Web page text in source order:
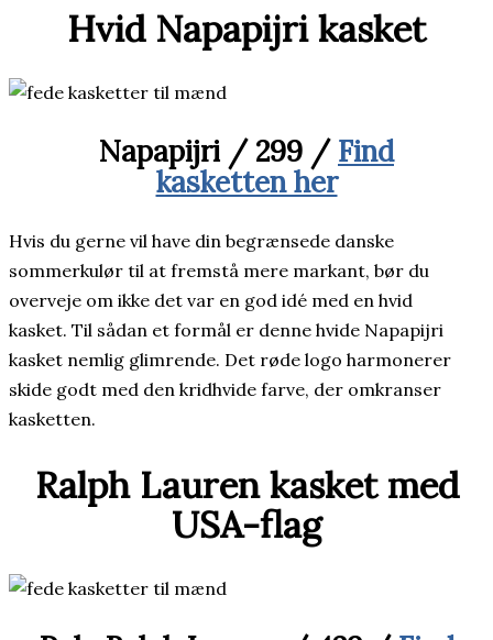
Hvid Napapijri kasket
Napapijri / 299 / Find
kasketten her
Hvis du gerne vil have din begrænsede danske
sommerkulør til at fremstå mere markant, bør du
overveje om ikke det var en god idé med en hvid
kasket. Til sådan et formål er denne hvide Napapijri
kasket nemlig glimrende. Det røde logo harmonerer
skide godt med den kridhvide farve, der omkranser
kasketten.
Ralph Lauren kasket med
USA-flag